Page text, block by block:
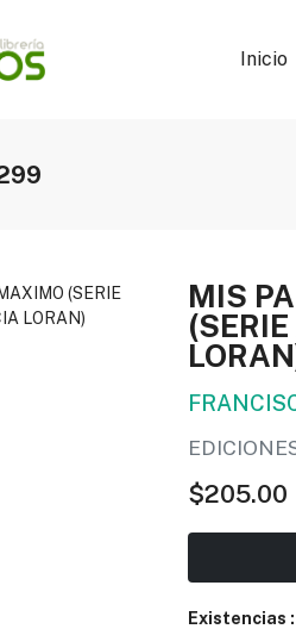
Inicio
MIS
$205.00
Existencias :